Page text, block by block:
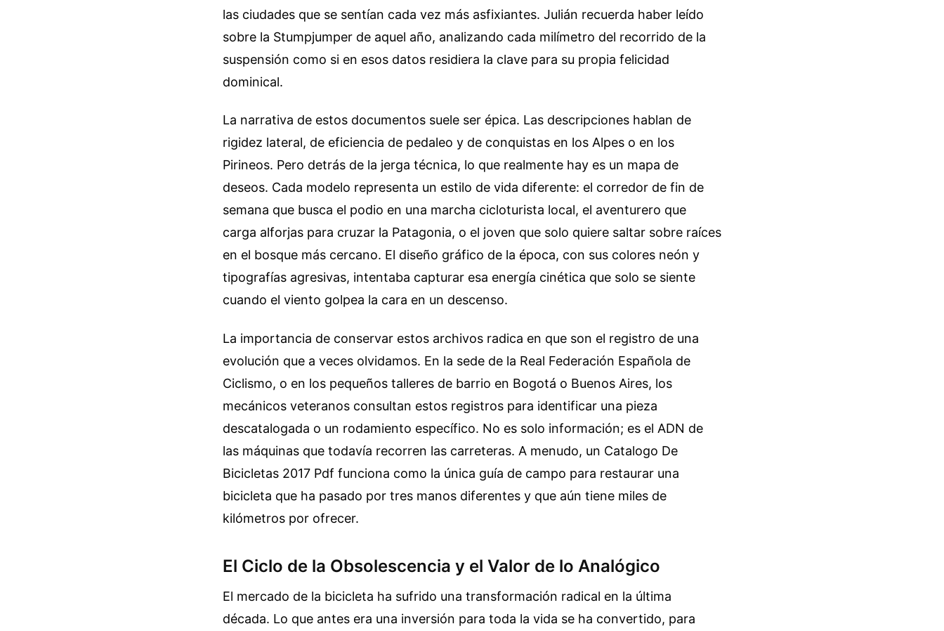
las ciudades que se sentían cada vez más asfixiantes. Julián recuerda haber leído
sobre la Stumpjumper de aquel año, analizando cada milímetro del recorrido de la
suspensión como si en esos datos residiera la clave para su propia felicidad
dominical.
La narrativa de estos documentos suele ser épica. Las descripciones hablan de
rigidez lateral, de eficiencia de pedaleo y de conquistas en los Alpes o en los
Pirineos. Pero detrás de la jerga técnica, lo que realmente hay es un mapa de
deseos. Cada modelo representa un estilo de vida diferente: el corredor de fin de
semana que busca el podio en una marcha cicloturista local, el aventurero que
carga alforjas para cruzar la Patagonia, o el joven que solo quiere saltar sobre raíces
en el bosque más cercano. El diseño gráfico de la época, con sus colores neón y
tipografías agresivas, intentaba capturar esa energía cinética que solo se siente
cuando el viento golpea la cara en un descenso.
La importancia de conservar estos archivos radica en que son el registro de una
evolución que a veces olvidamos. En la sede de la Real Federación Española de
Ciclismo, o en los pequeños talleres de barrio en Bogotá o Buenos Aires, los
mecánicos veteranos consultan estos registros para identificar una pieza
descatalogada o un rodamiento específico. No es solo información; es el ADN de
las máquinas que todavía recorren las carreteras. A menudo, un Catalogo De
Bicicletas 2017 Pdf funciona como la única guía de campo para restaurar una
bicicleta que ha pasado por tres manos diferentes y que aún tiene miles de
kilómetros por ofrecer.
El Ciclo de la Obsolescencia y el Valor de lo Analógico
El mercado de la bicicleta ha sufrido una transformación radical en la última
década. Lo que antes era una inversión para toda la vida se ha convertido, para